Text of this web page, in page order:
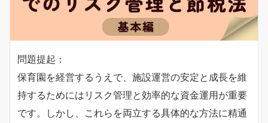
問題提起：
保育園を経営するうえで、施設運営の安定と成長を維
持するためにはリスク管理と効率的な資金運用が重要
です。しかし、これらを両立する具体的な方法に精通